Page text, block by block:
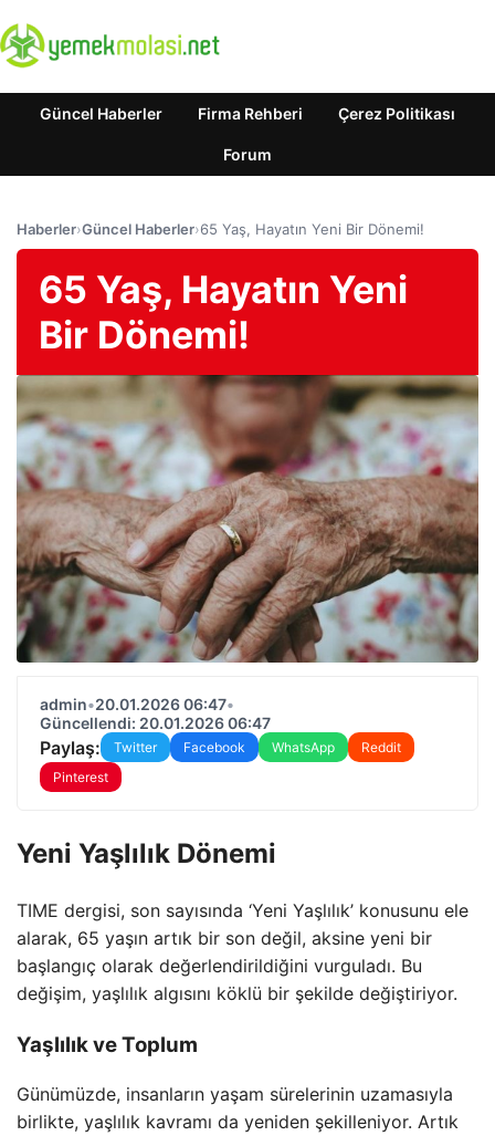
Güncel Haberler Firma Rehberi Çerez Politikası
Forum
Haberler›Güncel Haberler›65 Yaş, Hayatın Yeni Bir Dönemi!
65 Yaş, Hayatın Yeni
Bir Dönemi!
admin•20.01.2026 06:47•
Güncellendi: 20.01.2026 06:47
Paylaş: Twitter Facebook WhatsApp
Reddit
Pinterest
Yeni Yaşlılık Dönemi
TIME dergisi, son sayısında ‘Yeni Yaşlılık’ konusunu ele
alarak, 65 yaşın artık bir son değil, aksine yeni bir
başlangıç olarak değerlendirildiğini vurguladı. Bu
değişim, yaşlılık algısını köklü bir şekilde değiştiriyor.
Yaşlılık ve Toplum
Günümüzde, insanların yaşam sürelerinin uzamasıyla
birlikte, yaşlılık kavramı da yeniden şekilleniyor. Artık